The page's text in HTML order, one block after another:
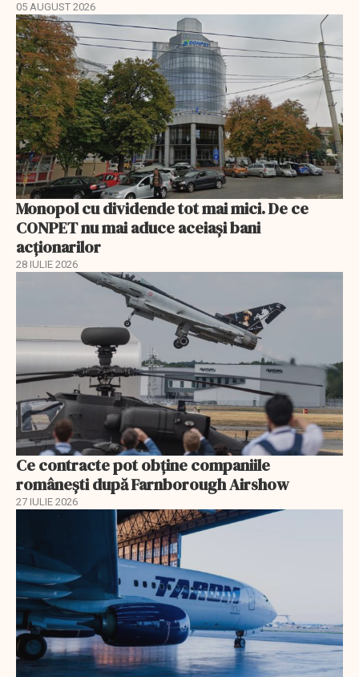
05 AUGUST 2026
Monopol cu dividende tot mai mici. De ce
CONPET nu mai aduce aceiași bani
acționarilor
28 IULIE 2026
Ce contracte pot obține companiile
românești după Farnborough Airshow
27 IULIE 2026